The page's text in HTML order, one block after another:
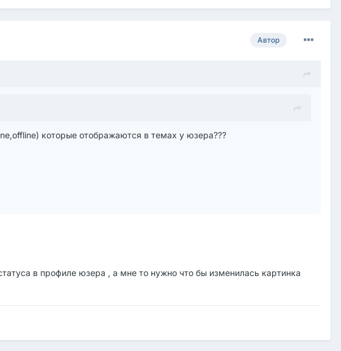
Автор
которые отображаются в темах у юзера???
в профиле юзера , а мне то нужно что бы изменилась картинка